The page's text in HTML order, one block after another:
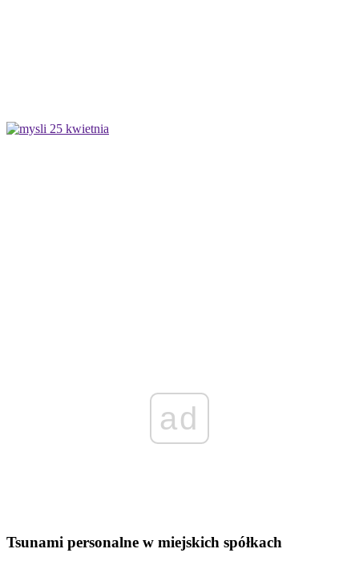
ad
Tsunami personalne w miejskich spółkach